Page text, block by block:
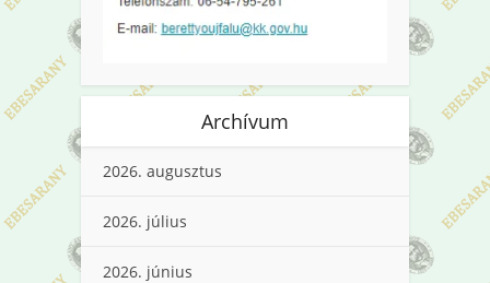
Archívum
2026. augusztus
2026. július
2026. június